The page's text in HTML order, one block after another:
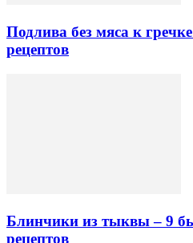
Подлива без мяса к
рецептов
Блинчики из тыквы – 9
рецептов